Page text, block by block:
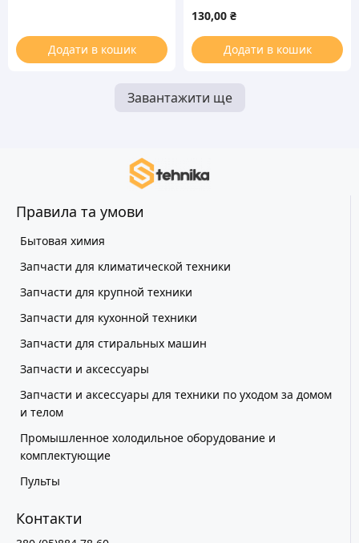
Додати в кошик
130,00 ₴
Додати в кошик
Завантажити ще
Правила та умови
Бытовая химия
Запчасти для климатической техники
Запчасти для крупной техники
Запчасти для кухонной техники
Запчасти для стиральных машин
Запчасти и аксессуары
Запчасти и аксессуары для техники по уходом за домом
и телом
Промышленное холодильное оборудование и
комплектующие
Пульты
Контакти